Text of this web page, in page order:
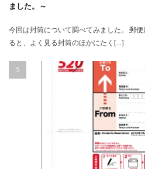
ました。～
今回は封筒について調べてみました。 郵
ると、よく見る封筒のほかにたく[…]